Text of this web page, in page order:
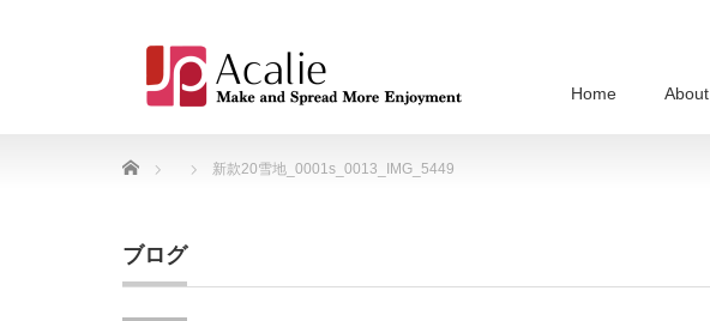
Home About
Home 新款20雪地_0001s_0013_IMG_5449
ブログ